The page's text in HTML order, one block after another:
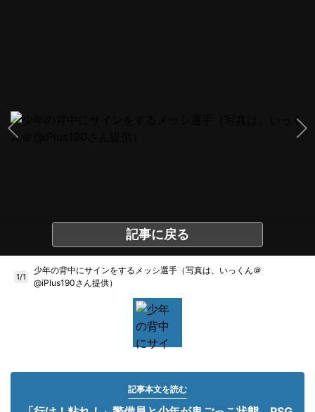
記事に戻る
1/1
少年の背中にサインをするメッシ選手（写真は、いっくん＠
@iPlus190さん提供）
記事本文を読む